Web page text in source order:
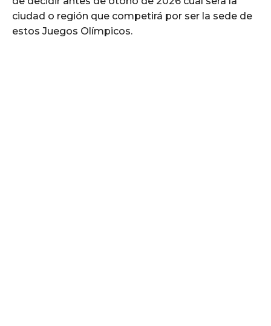
ciudad o región que competirá por ser la sede de
estos Juegos Olímpicos.